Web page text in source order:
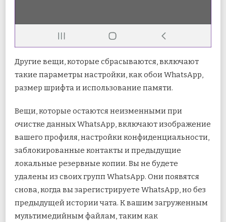
Другие вещи, которые сбрасываются, включают
такие параметры настройки, как обои WhatsApp,
размер шрифта и использование памяти.
Вещи, которые остаются неизменными при
очистке данных WhatsApp, включают изображение
вашего профиля, настройки конфиденциальности,
заблокированные контакты и предыдущие
локальные резервные копии. Вы не будете
удалены из своих групп WhatsApp. Они появятся
снова, когда вы зарегистрируете WhatsApp, но без
предыдущей истории чата. К вашим загруженным
мультимедийным файлам, таким как